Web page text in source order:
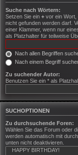
Suche nach Wörtern:
Setzen Sie ein + vor ein Wort,
nicht gefunden werden darf.
einer Klammer, wenn nur
als Platzhalter für teilweise
Nach allen Begriffen
Nach einem Begriff
Zu suchender Autor:
Benutzen Sie ein * als
SUCHOPTIONEN
Zu durchsuchende Foren:
Wählen Sie das Forum oder
werden automatisch mit
unten nicht deaktivieren.